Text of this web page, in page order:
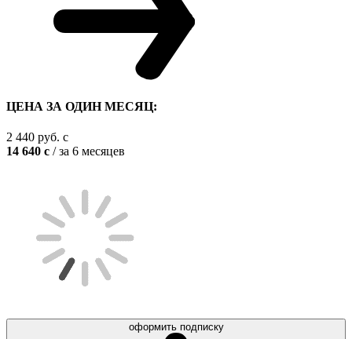
ЦЕНА ЗА ОДИН МЕСЯЦ:
2 440 руб. c
14 640 c / за 6 месяцев
оформить подписку